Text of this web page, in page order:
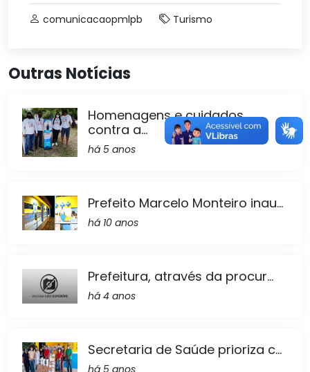
comunicacaopmlpb Turismo
Outras Notícias
Homenagens e cuidados
contra a...
há 5 anos
Prefeito Marcelo Monteiro inau...
há 10 anos
Prefeitura, através da procur...
há 4 anos
Secretaria de Saúde prioriza c...
há 5 anos